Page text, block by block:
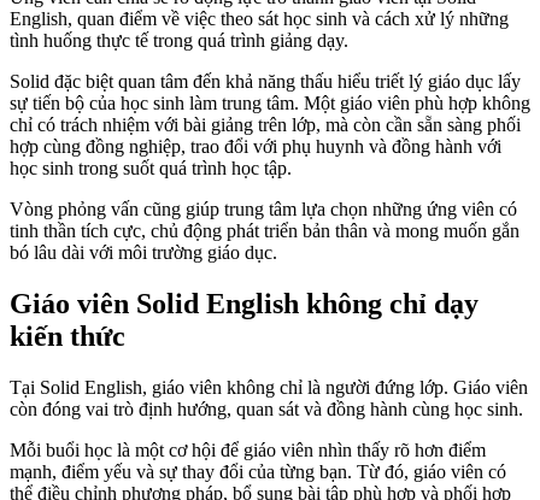
English, quan điểm về việc theo sát học sinh và cách xử lý những
tình huống thực tế trong quá trình giảng dạy.
Solid đặc biệt quan tâm đến khả năng thấu hiểu triết lý giáo dục lấy
sự tiến bộ của học sinh làm trung tâm. Một giáo viên phù hợp không
chỉ có trách nhiệm với bài giảng trên lớp, mà còn cần sẵn sàng phối
hợp cùng đồng nghiệp, trao đổi với phụ huynh và đồng hành với
học sinh trong suốt quá trình học tập.
Vòng phỏng vấn cũng giúp trung tâm lựa chọn những ứng viên có
tinh thần tích cực, chủ động phát triển bản thân và mong muốn gắn
bó lâu dài với môi trường giáo dục.
Giáo viên Solid English không chỉ dạy
kiến thức
Tại Solid English, giáo viên không chỉ là người đứng lớp. Giáo viên
còn đóng vai trò định hướng, quan sát và đồng hành cùng học sinh.
Mỗi buổi học là một cơ hội để giáo viên nhìn thấy rõ hơn điểm
mạnh, điểm yếu và sự thay đổi của từng bạn. Từ đó, giáo viên có
thể điều chỉnh phương pháp, bổ sung bài tập phù hợp và phối hợp